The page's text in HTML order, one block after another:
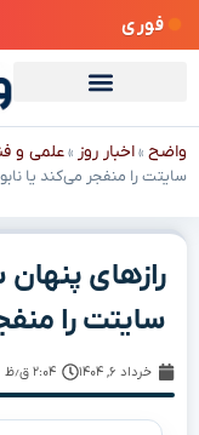
فوری
واضح »اخبار روز »علمی و
سایتت را منفجر می‌کند یا
سایتت را
خرداد ۶, ۱۴۰۴ ۲:۰۴ ق٫ظ